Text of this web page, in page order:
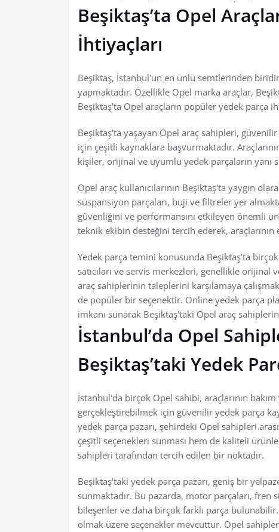
Beşiktaş’ta Opel
İhtiyaçları
Beşiktaş, İstanbul'un en ünlü semtlerinden
yapmaktadır. Özellikle Opel marka araçlar,
Beşiktaş'ta Opel araçların popüler yedek parça
Beşiktaş'ta yaşayan Opel araç sahipleri,
için çeşitli kaynaklara başvurmaktadır.
kişiler, orijinal ve uyumlu yedek parçaların yanı
Opel araç kullanıcılarının Beşiktaş'ta yaygın
süspansiyon parçaları, buji ve filtreler yer
güvenliğini ve performansını etkileyen önemli
teknik ekibin desteğini tercih ederek, araçlarının
Yedek parça temini konusunda Beşiktaş'ta
satıcıları ve servis merkezleri, genellikle
araç sahiplerinin taleplerini karşılamaya
de popüler bir seçenektir. Online yedek parça
imkanı sunarak Beşiktaş'taki Opel araç
İstanbul’da Opel
Beşiktaş’taki Yedek
İstanbul'da birçok Opel sahibi, araçlarının
gerçekleştirebilmek için güvenilir yedek parça
yedek parça pazarı, şehirdeki Opel sahipleri
çeşitli seçenekleri sunması hem de kaliteli
sahipleri tarafından tercih edilen bir noktadır.
Beşiktaş'taki yedek parça pazarı, geniş bir
sunmaktadır. Bu pazarda, motor parçaları,
bileşenler ve daha birçok farklı parça
olmak üzere seçenekler mevcuttur. Opel